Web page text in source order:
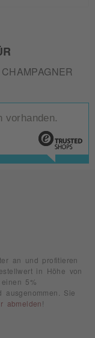
vorhanden.
an und profitieren
in Höhe von
5%
ausgenommen. Sie
abmelden !